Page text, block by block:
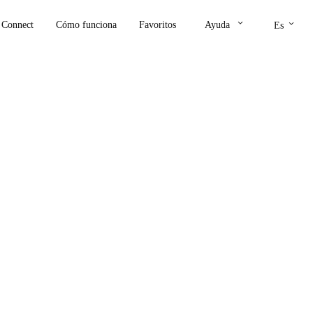
Connect Cómo funciona Favoritos Ayuda keyboard_arrow_down Es keyboard_arrow_down